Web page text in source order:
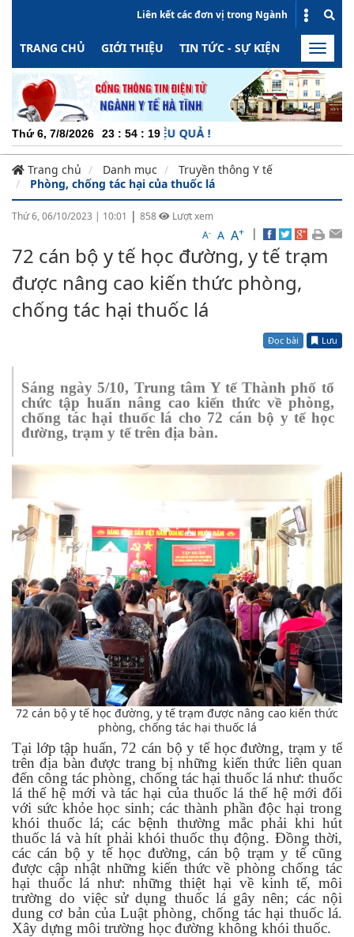
Liên kết các đơn vị trong Ngành
TRANG CHỦ GIỚI THIỆU TIN TỨC - SỰ KIỆN HOẠT
Toggle
Thứ 6, 7/8/2026 23 : 54 : 19
ĐỘNG - MINH BẠCH - HIỆU QUẢ !
Trang chủ Danh mục
Truyền thông Y tế
Phòng, chống tác hại của thuốc lá
Thứ 6, 06/10/2023 | 10:01 | 858
Lượt xem
A- A A+ |
72 cán bộ y tế học đường, y tế trạm
được nâng cao kiến thức phòng,
chống tác hại thuốc lá
Đọc bài Lưu
Sáng ngày 5/10, Trung tâm Y tế Thành phốtổ
chức tập huấnnâng cao kiến thức về phòng,
chống tác hại thuốc lá cho 72 cán bộ y tế học
đường, trạm y tếtrên địa bàn.
72 cán bộ y tế học đường, y tế trạm được nâng cao kiến thức
phòng, chống tác hại thuốc lá
Tại lớp tập huấn, 72 cán bộ y tế học đường, trạm y tế
trên địa bàn được trang bị những kiến thức liên quan
đến công tác phòng, chống tác hại thuốc lá như: thuốc
lá thế hệ mới và tác hại của thuốc lá thế hệ mới đối
với sức khỏe học sinh; các thành phần độc hại trong
khói thuốc lá; các bệnh thường mắc phải khi hút
thuốc lá và hít phải khói thuốc thụ động. Đồng thời,
các cán bộ y tế học đường, cán bộ trạm y tế cũng
được cập nhật những kiến thức về phòng chống tác
hại thuốc lá như: những thiệt hại về kinh tế, môi
trường do việc sử dụng thuốc lá gây nên; các nội
dung cơ bản của Luật phòng, chống tác hại thuốc lá.
Xây dựng môi trường học đường không khói thuốc.